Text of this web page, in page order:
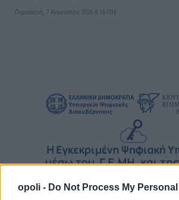
opoli - Do Not Process My
Παρασκευή, 7 Αυγούστου 2026 8:16 ΠΜ